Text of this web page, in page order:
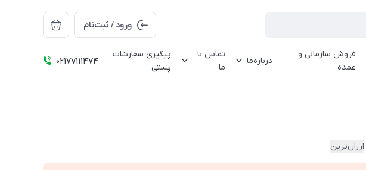
ورود / ثبت‌نام
فروش سازمانی و
عمده
درباره‌ما
تماس با
ما
پیگیری سفارشات
پستی
02177111474
ارزان‌ترین